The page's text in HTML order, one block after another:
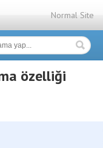
Normal Site
özelliği